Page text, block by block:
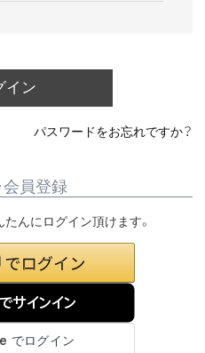
イン
パスワードをお忘れですか？
会員登録
インイン
んにログイン頂けます。